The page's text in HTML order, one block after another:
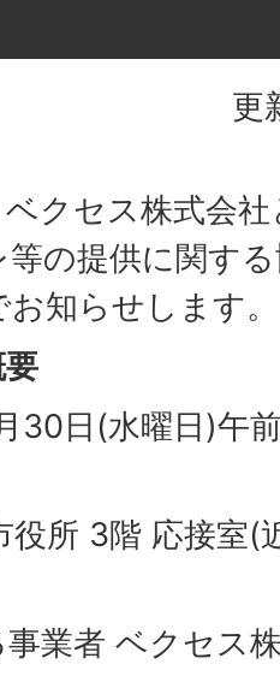
更
クセス株式会
の提供に関す
知らせします。
30日(水曜日)午
役所 3階 応接室(
業者 ベクセス